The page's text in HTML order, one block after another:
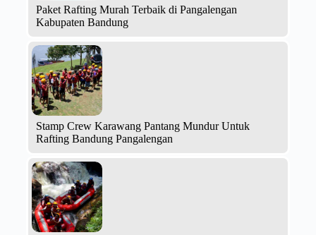
Paket Rafting Murah Terbaik di Pangalengan
Kabupaten Bandung
Stamp Crew Karawang Pantang Mundur Untuk
Rafting Bandung Pangalengan